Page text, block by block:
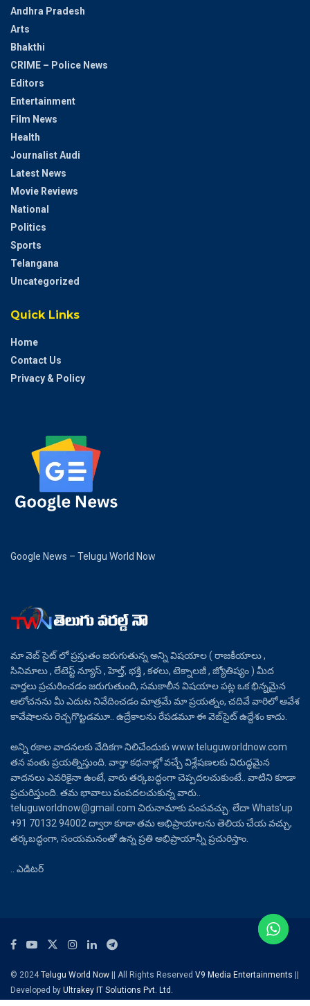
Andhra Pradesh
Arts
Bhakthi
CRIME – Police News
Editors
Entertainment
Film News
Health
Journalist Audi
Latest News
Movie Reviews
National
Politics
Sports
Telangana
Uncategorized
Quick Links
Home
Contact Us
Privacy & Policy
Google News – Telugu World Now
మా వెబ్ సైట్ లో ప్రస్తుతం జరుగుతున్న అన్ని విషయాల ( రాజకీయాలు ,
సినిమాలు , లేటెస్ట్ న్యూస్ , హెల్త్, భక్తి , కళలు, టెక్నాలజీ , జ్యోతిష్యం ) మీద
వార్తలు ప్రచురించడం జరుగుతుంది, సమకాలీన విషయాల పట్ల ఒక భిన్నమైన
ఆలోచనను మీ ఎదుట నివేదించడం మాత్రమే మా ప్రయత్నం, చదివే వారిలో ఆవేశ
కావేషాలను రెచ్చగొట్టడమూ.. ఉద్రేకాలను రేపడమూ ఈ వెబ్‌సైట్ ఉద్దేశం కాదు.
అన్ని రకాల వాదనలకు వేదికగా నిలిచేందుకు www.teluguworldnow.com
తన వంతు ప్రయత్నిస్తుంది. వార్తా కథనాల్లో వచ్చే విశ్లేషణలకు విరుద్ధమైన
వాదనలు ఎవరికైనా ఉంటే, వారు తర్కబద్ధంగా చెప్పదలచుకుంటే.. వాటిని కూడా
ప్రచురిస్తుంది. తమ భావాలు పంపదలచుకున్న వారు..
teluguworldnow@gmail.com చిరునామాకు పంపవచ్చు. లేదా Whats’up
+91 70132 94002 ద్వారా కూడా తమ అభిప్రాయాలను తెలియ చేయ వచ్చు,
తర్కబద్ధంగా, సంయమనంతో ఉన్న ప్రతి అభిప్రాయాన్నీ ప్రచురిస్తాం.
.. ఎడిటర్
© 2024Telugu World Now || All Rights Reserved V9 Media Entertainments ||
Developed by Ultrakey IT Solutions Pvt. Ltd.